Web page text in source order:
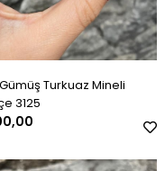
Turkuaz Mineli
3125